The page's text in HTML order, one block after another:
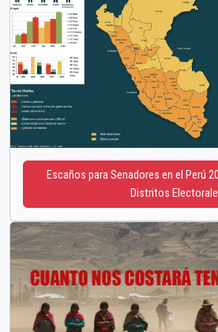
Escaños para Senadores en el Perú
Distritos